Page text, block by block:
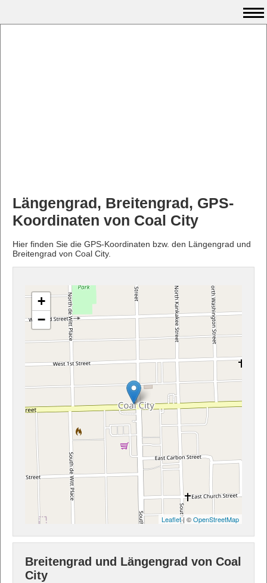
Längengrad, Breitengrad, GPS-
Koordinaten von Coal City
Hier finden Sie die GPS-Koordinaten bzw. den Längengrad und
Breitengrad von Coal City.
+
−
Leaflet| ©OpenStreetMap
Breitengrad und Längengrad von Coal
City